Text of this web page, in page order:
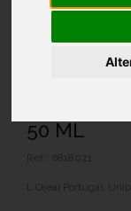
50 ML
Ref.: 6818021
L Oreal Portugal,